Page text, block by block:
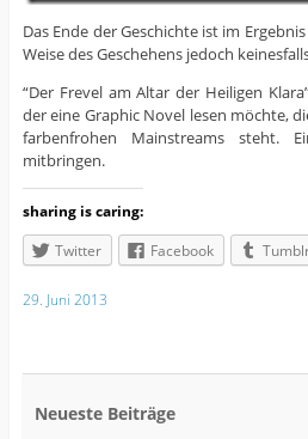
Das Ende der Geschichte ist im
Weise des Geschehens jedoch
“Der Frevel am Altar der Heiligen
der eine Graphic Novel lesen möchte,
farbenfrohen Mainstreams steht.
mitbringen.
sharing is caring:
Twitter
Facebook
29. Juni 2013
Neueste Beiträge